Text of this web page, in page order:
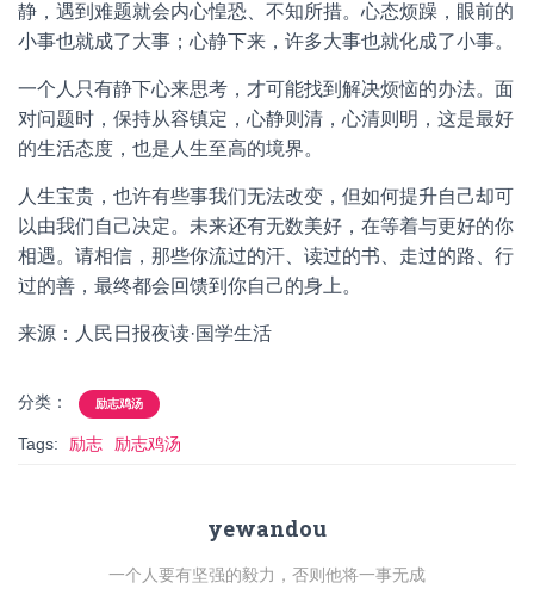
静，遇到难题就会内心惶恐、不知所措。心态烦躁，眼前的
小事也就成了大事；心静下来，许多大事也就化成了小事。
一个人只有静下心来思考，才可能找到解决烦恼的办法。面
对问题时，保持从容镇定，心静则清，心清则明，这是最好
的生活态度，也是人生至高的境界。
人生宝贵，也许有些事我们无法改变，但如何提升自己却可
以由我们自己决定。未来还有无数美好，在等着与更好的你
相遇。请相信，那些你流过的汗、读过的书、走过的路、行
过的善，最终都会回馈到你自己的身上。
来源：人民日报夜读·国学生活
分类： 励志鸡汤
Tags: 励志 励志鸡汤
yewandou
一个人要有坚强的毅力，否则他将一事无成